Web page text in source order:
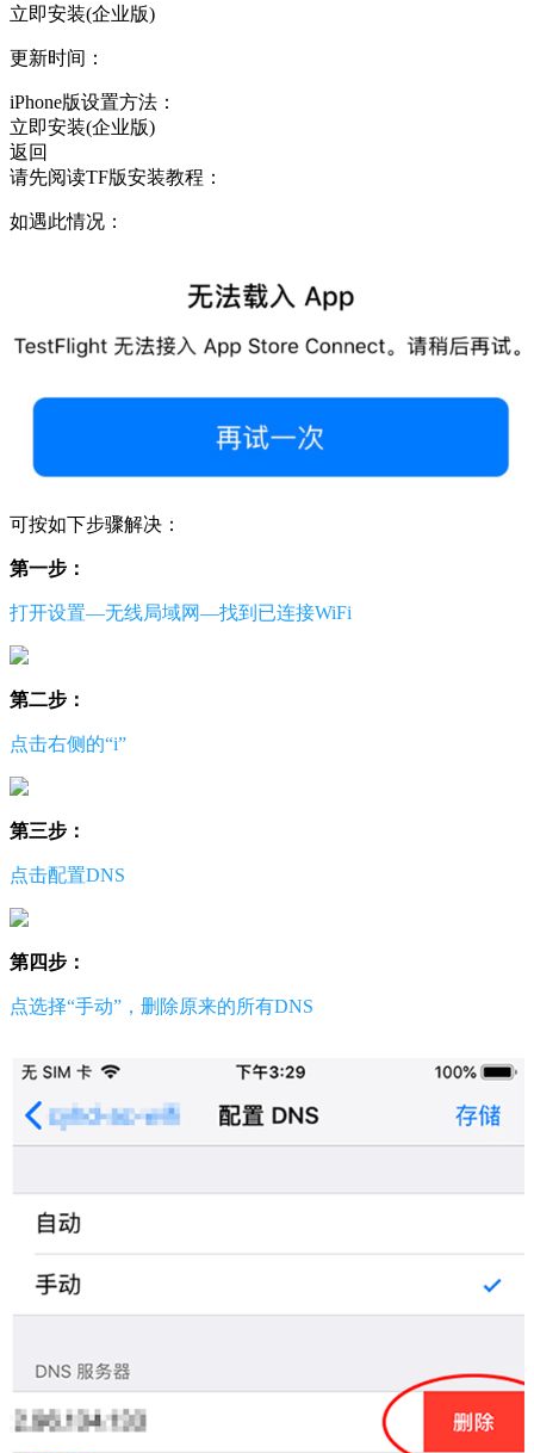
立即安装(企业版)
更新时间：
iPhone版设置方法：
立即安装(企业版)
返回
请先阅读TF版安装教程：
如遇此情况：
可按如下步骤解决：
第一步：
打开设置—无线局域网—找到已连接WiFi
第二步：
点击右侧的“i”
第三步：
点击配置DNS
第四步：
点选择“手动”，删除原来的所有DNS